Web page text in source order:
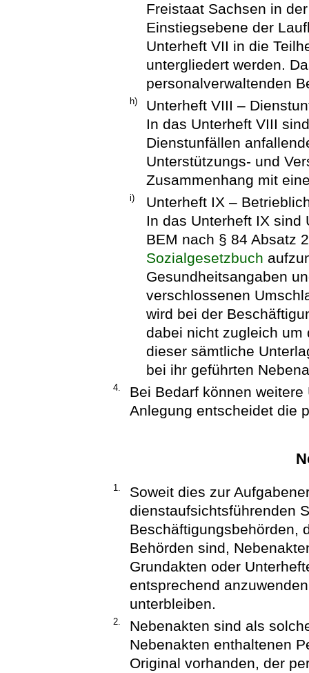
Freistaat Sachsen in
Einstiegsebene der
Unterheft VII in die
untergliedert werden.
personalverwaltenden
h)
Unterheft VIII –
In das Unterheft VIII
Dienstunfällen
Unterstützungs- und
Zusammenhang mit
i)
Unterheft IX –
In das Unterheft IX sind
BEM nach § 84 Absatz
Sozialgesetzbuch
Gesundheitsangaben
verschlossenen
wird bei der
dabei nicht zugleich um
dieser sämtliche
bei ihr geführten
4.
Bei Bedarf können
Anlegung entscheidet die
1.
Soweit dies zur
dienstaufsichtsführenden
Beschäftigungsbehörden,
Behörden sind,
Grundakten oder
entsprechend
unterbleiben.
2.
Nebenakten sind als
Nebenakten enthaltenen
Original vorhanden, der